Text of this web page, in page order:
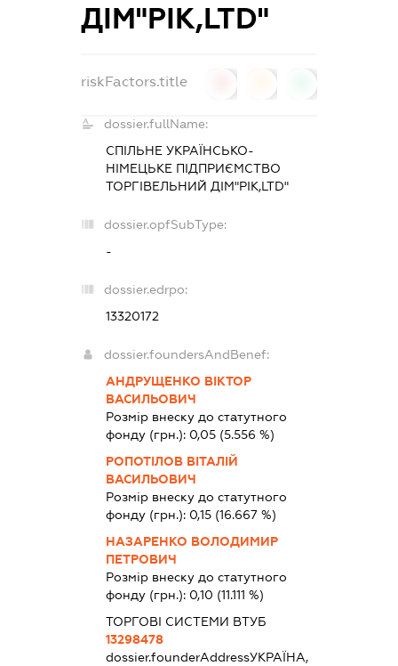
ДІМ"РІК,LTD"
riskFactors.title
dossier.fullName:
СПІЛЬНЕ УКРАЇНСЬКО-
НІМЕЦЬКЕ ПІДПРИЄМСТВО
ТОРГІВЕЛЬНИЙ ДІМ"РІК,LTD"
dossier.opfSubType:
-
dossier.edrpo:
13320172
dossier.foundersAndBenef:
АНДРУЩЕНКО ВІКТОР
ВАСИЛЬОВИЧ
Розмір внеску до статутного
фонду (грн.): 0,05 (5.556 %)
РОПОТІЛОВ ВІТАЛІЙ
ВАСИЛЬОВИЧ
Розмір внеску до статутного
фонду (грн.): 0,15 (16.667 %)
НАЗАРЕНКО ВОЛОДИМИР
ПЕТРОВИЧ
Розмір внеску до статутного
фонду (грн.): 0,10 (11.111 %)
ТОРГОВІ СИСТЕМИ ВТУБ
13298478
dossier.founderAddressУКРАЇНА,